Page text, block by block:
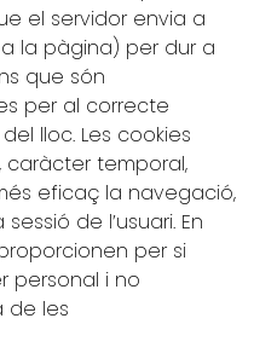
el servidor envia a
la pàgina) per dur a
que són
per al correcte
lloc. Les cookies
caràcter temporal,
eficaç la navegació,
de l’usuari. En
per si
personal i no
de les